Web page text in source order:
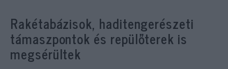
Rakétabázisok, haditengerészeti
támaszpontok és repülőterek is
megsérültek